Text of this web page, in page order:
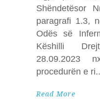
Shëndetësor
paragrafi 1.3,
Odës së
Këshilli
28.09.2023
procedurën e ri
Read More